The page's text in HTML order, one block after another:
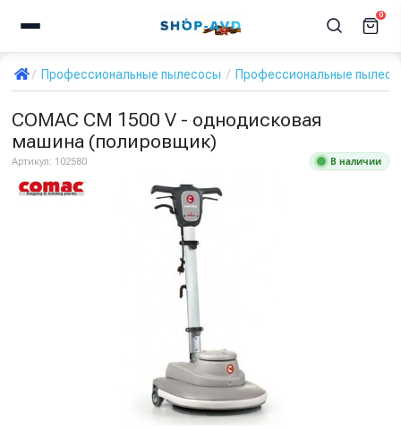
0
Профессиональные пылесосы Профессиональные
COMAC CM 1500 V - однодисковая
машина (полировщик)
Артикул: 102580 В наличии